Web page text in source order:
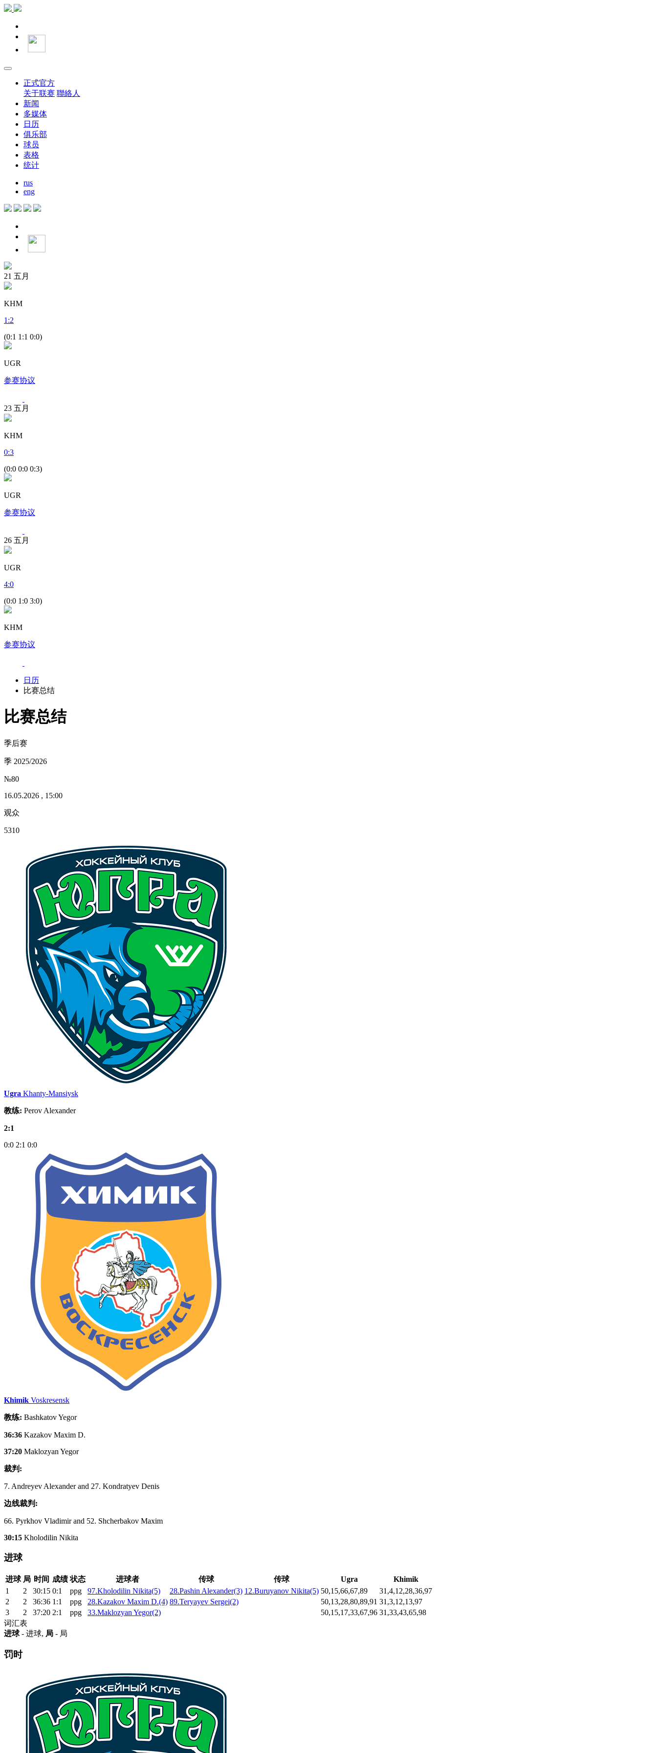
正式官方
关于联赛 聯絡人
新闻
多媒体
日历
俱乐部
球员
表格
统计
rus
eng
21 五月
KHM
1 :2
(0:1 1:1 0:0)
UGR
参赛协议
23 五月
KHM
0:3
(0:0 0:0 0:3)
UGR
参赛协议
26 五月
UGR
4:0
(0:0 1:0 3:0)
KHM
参赛协议
日历
比赛总结
比赛总结
季后赛
季 2025/2026
№80
16.05.2026 , 15:00
观众
5310
Ugra Khanty-Mansiysk
教练: Perov Alexander
2:1
0:0 2:1 0:0
Khimik Voskresensk
教练: Bashkatov Yegor
36:36 Kazakov Maxim D.
37:20 Maklozyan Yegor
裁判:
7. Andreyev Alexander and 27. Kondratyev Denis
边线裁判:
66. Pyrkhov Vladimir and 52. Shcherbakov Maxim
30:15 Kholodilin Nikita
进球
进球 局 时间 成绩 状态 进球者 传球 传球 Ugra
Khimik
1
2 30:15 0:1 ppg 97.Kholodilin Nikita(5) 28.Pashin Alexander(3) 12.Buruyanov Nikita(5) 50,15,66,67,89
31,4,12,28,36,97
2
2 36:36 1:1 ppg 28.Kazakov Maxim D.(4) 89.Teryayev Sergei(2) 50,13,28,80,89,91 31,3,12,13,97
3
2 37:20 2:1 ppg 33.Maklozyan Yegor(2) 50,15,17,33,67,96 31,33,43,65,98
词汇表
进球- 进球, 局 - 局
罚时